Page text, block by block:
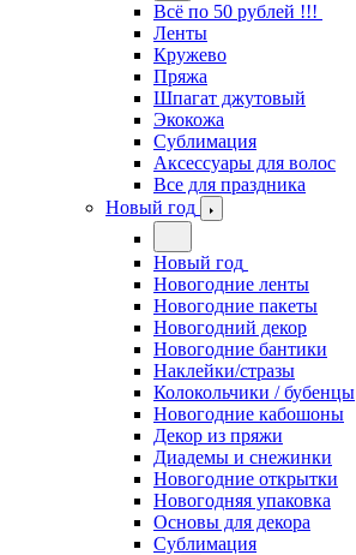
Всё по 50 рублей !!!
Ленты
Кружево
Пряжа
Шпагат джутовый
Экокожа
Сублимация
Аксессуары для волос
Все для праздника
Новый год
Новый год
Новогодние ленты
Новогодние пакеты
Новогодний декор
Новогодние бантики
Наклейки/стразы
Колокольчики / бубенцы
Новогодние кабошоны
Декор из пряжи
Диадемы и снежинки
Новогодние открытки
Новогодняя упаковка
Основы для декора
Сублимация